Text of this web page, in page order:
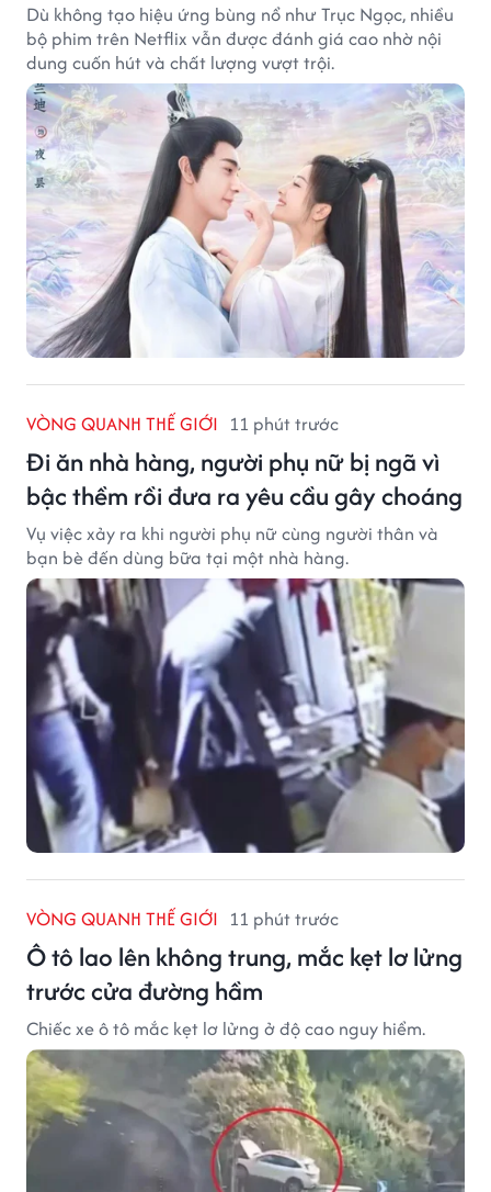
Dù không tạo hiệu ứng bùng nổ như Trục Ngọc, nhiều
bộ phim trên Netflix vẫn được đánh giá cao nhờ nội
dung cuốn hút và chất lượng vượt trội.
VÒNG QUANH THẾ GIỚI 11 phút trước
Đi ăn nhà hàng, người phụ nữ bị ngã vì
bậc thềm rồi đưa ra yêu cầu gây choáng
Vụ việc xảy ra khi người phụ nữ cùng người thân và
bạn bè đến dùng bữa tại một nhà hàng.
VÒNG QUANH THẾ GIỚI 11 phút trước
Ô tô lao lên không trung, mắc kẹt lơ lửng
trước cửa đường hầm
Chiếc xe ô tô mắc kẹt lơ lửng ở độ cao nguy hiểm.